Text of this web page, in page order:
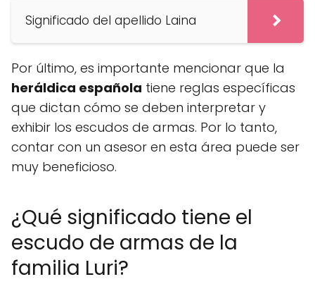
Significado del apellido Laina
Por último, es importante mencionar que la
heráldica española tiene reglas específicas
que dictan cómo se deben interpretar y
exhibir los escudos de armas. Por lo tanto,
contar con un asesor en esta área puede ser
muy beneficioso.
¿Qué significado tiene el
escudo de armas de la
familia Luri?